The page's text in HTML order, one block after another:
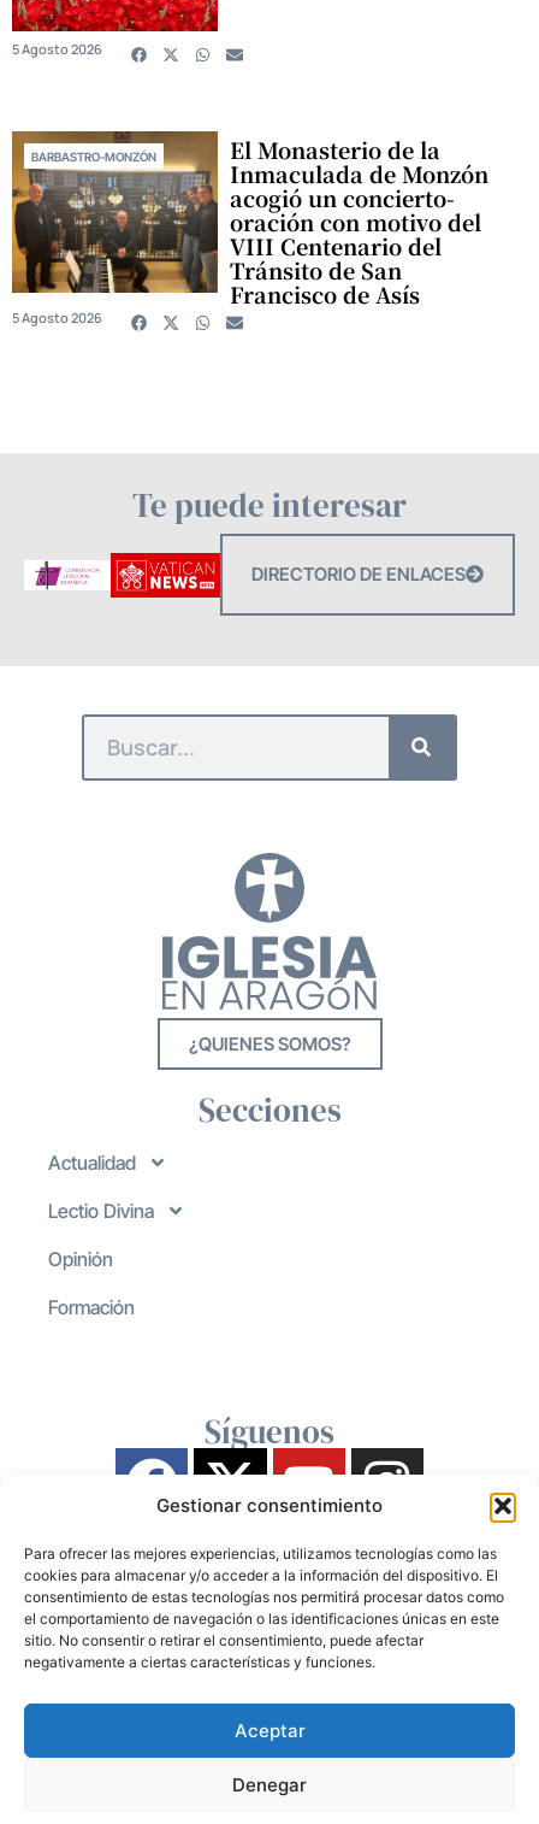
Gestionar consentimiento
Para ofrecer las mejores experiencias, utilizamos tecnologías como las
cookies para almacenar y/o acceder a la información del dispositivo. El
consentimiento de estas tecnologías nos permitirá procesar datos como
el comportamiento de navegación o las identificaciones únicas en este
sitio. No consentir o retirar el consentimiento, puede afectar
negativamente a ciertas características y funciones.
Aceptar
Denegar
5 Agosto 2026
BARBASTRO-MONZÓN El Monasterio de la
Inmaculada de Monzón
acogió un concierto-
oración con motivo del
VIII Centenario del
Tránsito de San
Francisco de Asís
5 Agosto 2026
Te puede interesar
DIRECTORIO DE ENLACES
¿QUIENES SOMOS?
Secciones
Actualidad
Lectio Divina
Opinión
Formación
Síguenos